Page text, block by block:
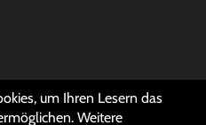
um Ihren Lesern das
Weitere